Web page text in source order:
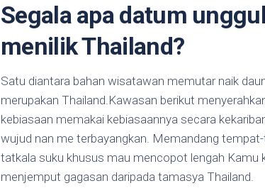
Segala apa datum
menilik Thailand?
Satu diantara bahan wisatawan memutar naik
merupakan Thailand.Kawasan berikut
kebiasaan memakai kebiasaannya secara
wujud nan me terbayangkan. Memandang
tatkala suku khusus mau mencopot lengah Kamu
menjemput gagasan daripada tamasya Thailand.